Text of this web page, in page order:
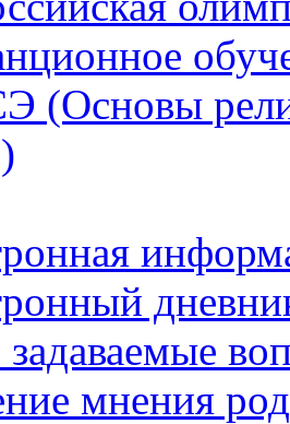
(Основы
задаваемые
мнения